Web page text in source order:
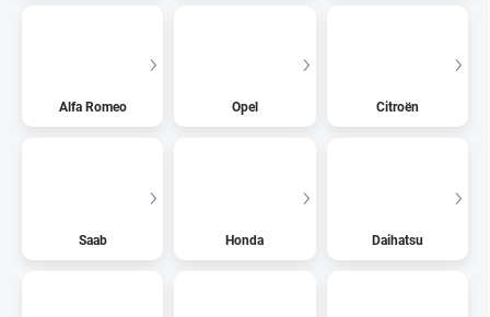
Alfa Romeo Opel Citroën
Saab Honda Daihatsu